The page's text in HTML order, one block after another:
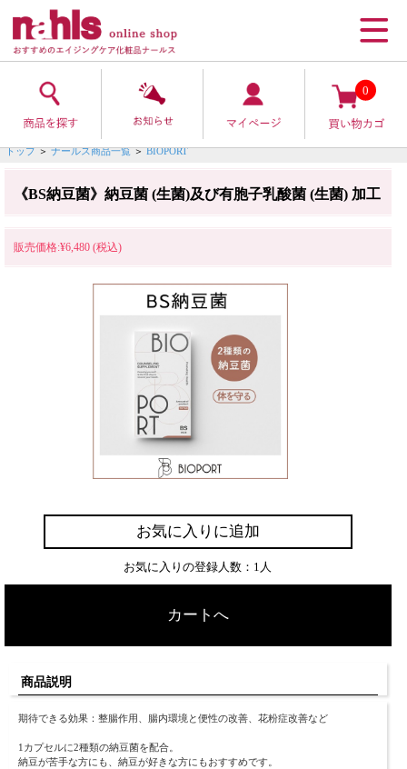
0
トップ ＞ ナールス商品一覧 ＞ BIOPORT
《BS納豆菌》納豆菌 (生菌)及び有胞子乳酸菌 (生菌) 加工
販売価格:¥6,480 (税込)
お気に入りに追加
お気に入りの登録人数：1人
カートへ
商品説明
期待できる効果：整腸作用、腸内環境と便性の改善、花粉症改善など
1カプセルに2種類の納豆菌を配合。
納豆が苦手な方にも、納豆が好きな方にもおすすめです。